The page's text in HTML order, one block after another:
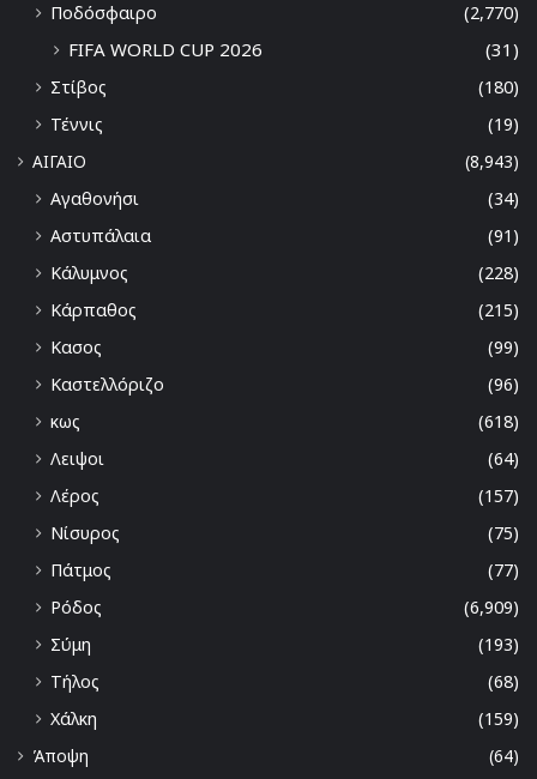
Ποδόσφαιρο
(2,770)
FIFA WORLD CUP 2026 (31)
Στίβος
(180)
Τέννις
(19)
ΑΙΓΑΙΟ
(8,943)
Αγαθονήσι
(34)
Αστυπάλαια
(91)
Κάλυμνος
(228)
Κάρπαθος
(215)
Κασος
(99)
Καστελλόριζο
(96)
κως
(618)
Λειψοι
(64)
Λέρος
(157)
Νίσυρος
(75)
Πάτμος
(77)
Ρόδος
(6,909)
Σύμη
(193)
Τήλος
(68)
Χάλκη
(159)
Άποψη
(64)